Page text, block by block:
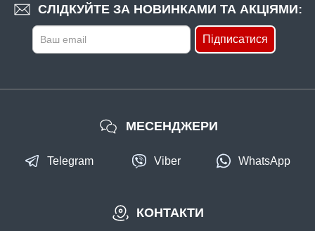
СЛІДКУЙТЕ ЗА НОВИНКАМИ ТА АКЦІЯМИ:
Підписатися
КОНТАКТИ
МЕСЕНДЖЕРИ
Telegram Viber WhatsApp